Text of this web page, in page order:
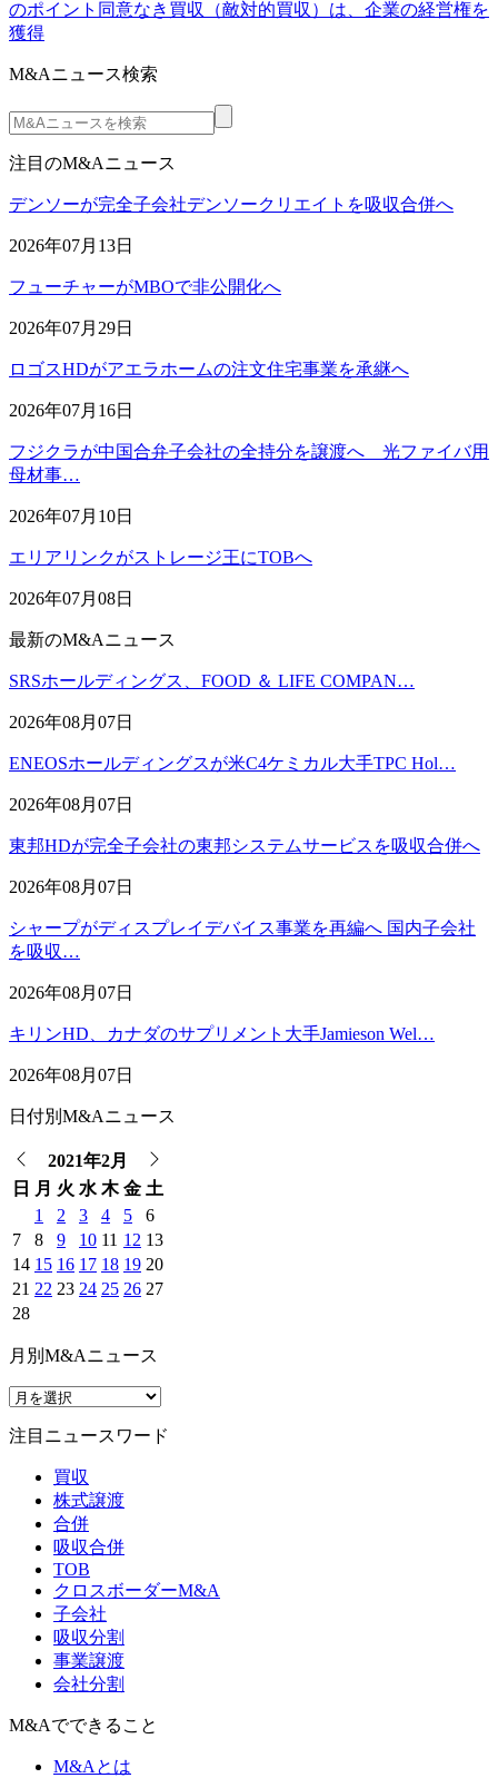
のポイント同意なき買収（敵対的買収）は、企業の経営権を
獲得
M&Aニュース検索
注目のM&Aニュース
デンソーが完全子会社デンソークリエイトを吸収合併へ
2026年07月13日
フューチャーがMBOで非公開化へ
2026年07月29日
ロゴスHDがアエラホームの注文住宅事業を承継へ
2026年07月16日
フジクラが中国合弁子会社の全持分を譲渡へ 光ファイバ用
母材事…
2026年07月10日
エリアリンクがストレージ王にTOBへ
2026年07月08日
最新のM&Aニュース
SRSホールディングス、FOOD ＆ LIFE COMPAN…
2026年08月07日
ENEOSホールディングスが米C4ケミカル大手TPC Hol…
2026年08月07日
東邦HDが完全子会社の東邦システムサービスを吸収合併へ
2026年08月07日
シャープがディスプレイデバイス事業を再編へ 国内子会社
を吸収…
2026年08月07日
キリンHD、カナダのサプリメント大手Jamieson Wel…
2026年08月07日
日付別M&Aニュース
2021年2月
日 月 火 水 木 金 土
1
2 3 4 5
6
7
8 9 10 11 12 13
14 15 16 17 18 19 20
21 22 23 24 25 26 27
28
月別M&Aニュース
注目ニュースワード
買収
株式譲渡
合併
吸収合併
TOB
クロスボーダーM&A
子会社
吸収分割
事業譲渡
会社分割
M&Aでできること
M&Aとは